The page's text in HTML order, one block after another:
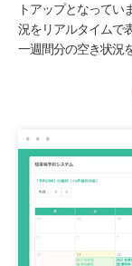
トアップとなってい
況をリアルタイムで
一週間分の空き状況